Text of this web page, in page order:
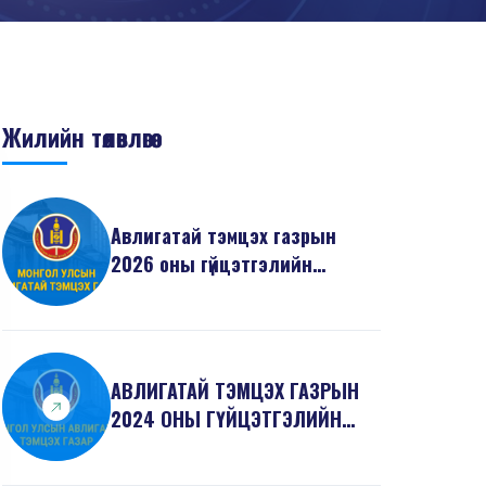
Жилийн төлөвлөгөө
Авлигатай тэмцэх газрын
2026 оны гүйцэтгэлийн
АВЛИГАТАЙ ТЭМЦЭХ ГАЗРЫН
2024 ОНЫ ГҮЙЦЭТГЭЛИЙН